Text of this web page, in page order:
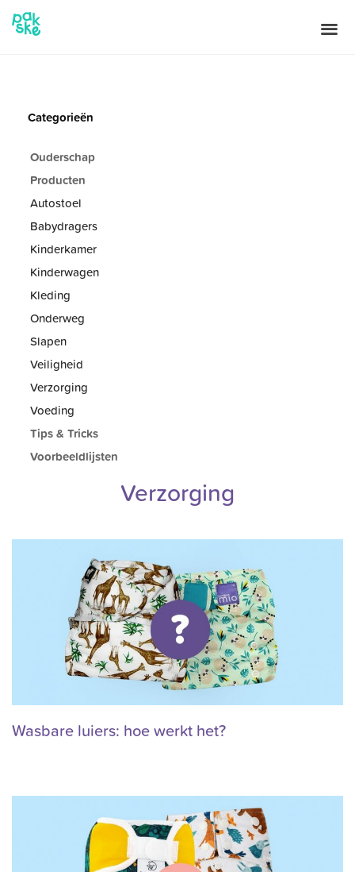
Categorieën
Ouderschap
Producten
Autostoel
Babydragers
Kinderkamer
Kinderwagen
Kleding
Onderweg
Slapen
Veiligheid
Verzorging
Voeding
Tips & Tricks
Voorbeeldlijsten
Verzorging
Wasbare luiers: hoe werkt het?